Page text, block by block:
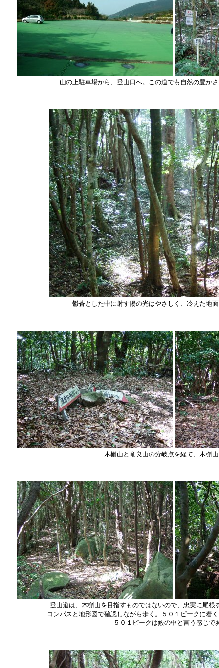
山の上駐車場から、登山口へ。この道でも自然の豊か
鬱蒼とした中に射す陽の光はやさしく、冷えた地
木槲山と竜良山の分岐点を経て、木槲
登山道は、木槲山を目指すものではないので、忠実に尾根
コンパスと地形図で確認しながら歩く。５０１ピークに着
５０１ピークは藪の中と言う感じで